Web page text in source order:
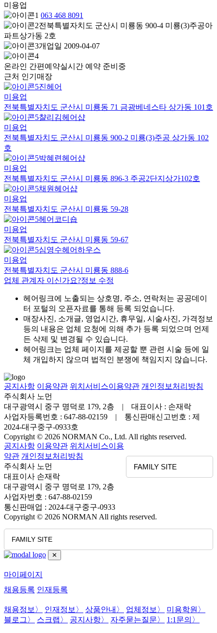
미용업
063 468 8091
전북특별자치도 군산시 미룡동 900-4 미룡(3)주공아
파트상가동 2호
개업일 2009-04-07
온라인 간편예약실시간 예약 준비중
근처 인기매장
진헤어
미용업
전북특별자치도 군산시 미룡동 71 금광베네스타 상가동 101호
챨리김헤어샵
미용업
전북특별자치도 군산시 미룡동 900-2 미룡(3)주공 상가동 102
호
박혜련헤어샵
미용업
전북특별자치도 군산시 미룡동 896-3 주공2단지상가102호
채원헤어샵
미용업
전북특별자치도 군산시 미룡동 59-28
헤어코디숍
미용업
전북특별자치도 군산시 미룡동 59-67
심영수헤어하우스
미용업
전북특별자치도 군산시 미룡동 888-6
업체 관계자 이신가요?정보 수정
헤어링크에 노출되는 상호명, 주소, 연락처는 공공데이
터 포털의 오픈자료를 통해 등록 되었습니다.
매장사진, 소개글, 영업시간, 휴무일, 시술사진, 가격정보
등의 내용은 업체 요청에 의해 추가 등록 되었으며 언제
든 삭제 및 변경될 수 있습니다.
헤어링크는 업체 페이지를 제공할 뿐 관련 시술 등에 일
체 개입하지 않으며 법적인 분쟁에 책임지지 않습니다.
공지사항 이용약관 위치서비스이용약관 개인정보처리방침
주식회사 노먼
대구광역시 중구 명덕로 179, 2층 | 대표이사 : 손재락
사업자등록번호 : 647-88-02159 | 통신판매신고번호 : 제
2024-대구중구-0933호
Copyright © 2026 NORMAN Co., Ltd. All rights reserved.
FAMILY SITE
공지사항 이용약관 위치서비스이용
약관 개인정보처리방침
주식회사 노먼
대표이사 손재락
대구광역시 중구 명덕로 179, 2층
사업자번호 : 647-88-02159
통신판매업 : 2024-대구중구-0933
Copyright © 2026 NORMAN All rights reserved.
FAMILY SITE
✕
마이페이지
채용등록 인재등록
채용정보 〉 인재정보 〉 상품안내 〉 업체정보 〉 미용학원 〉
블로그 〉 스크랩 〉 공지사항〉 자주묻는질문〉 1:1문의 〉